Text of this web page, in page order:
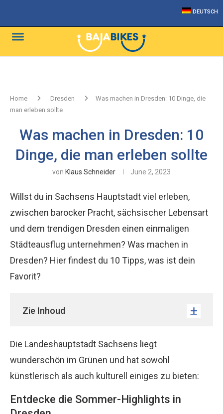
DEUTSCH
Home Dresden
Was machen in Dresden: 10 Dinge, die
man erleben sollte
Was machen in Dresden: 10
Dinge, die man erleben sollte
von Klaus Schneider June 2, 2023
Willst du in Sachsens Hauptstadt viel erleben,
zwischen barocker Pracht, sächsischer Lebensart
und dem trendigen Dresden einen einmaligen
Städteausflug unternehmen? Was machen in
Dresden? Hier findest du 10 Tipps, was ist dein
Favorit?
Zie Inhoud
Die Landeshauptstadt Sachsens liegt
wunderschön im Grünen und hat sowohl
künstlerisch als auch kulturell einiges zu bieten:
Entdecke die Sommer-Highlights in